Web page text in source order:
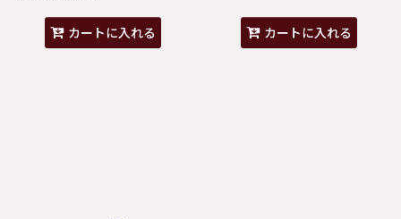
カートに入れる カートに入れる